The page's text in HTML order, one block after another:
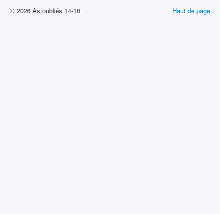
Haut de page
© 2026 As oubliés 14-18